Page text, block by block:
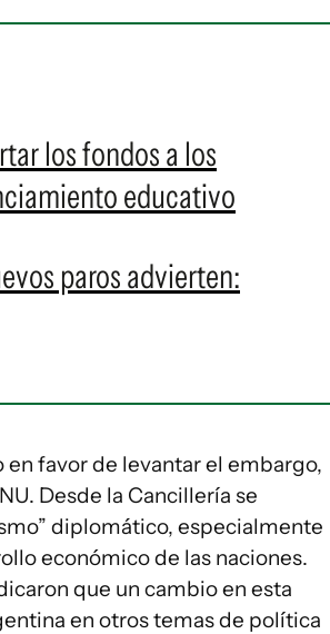
los fondos a los
educativo
paros advierten:
favor de levantar el embargo,
Desde la Cancillería se
diplomático, especialmente
económico de las naciones.
que un cambio en esta
en otros temas de política